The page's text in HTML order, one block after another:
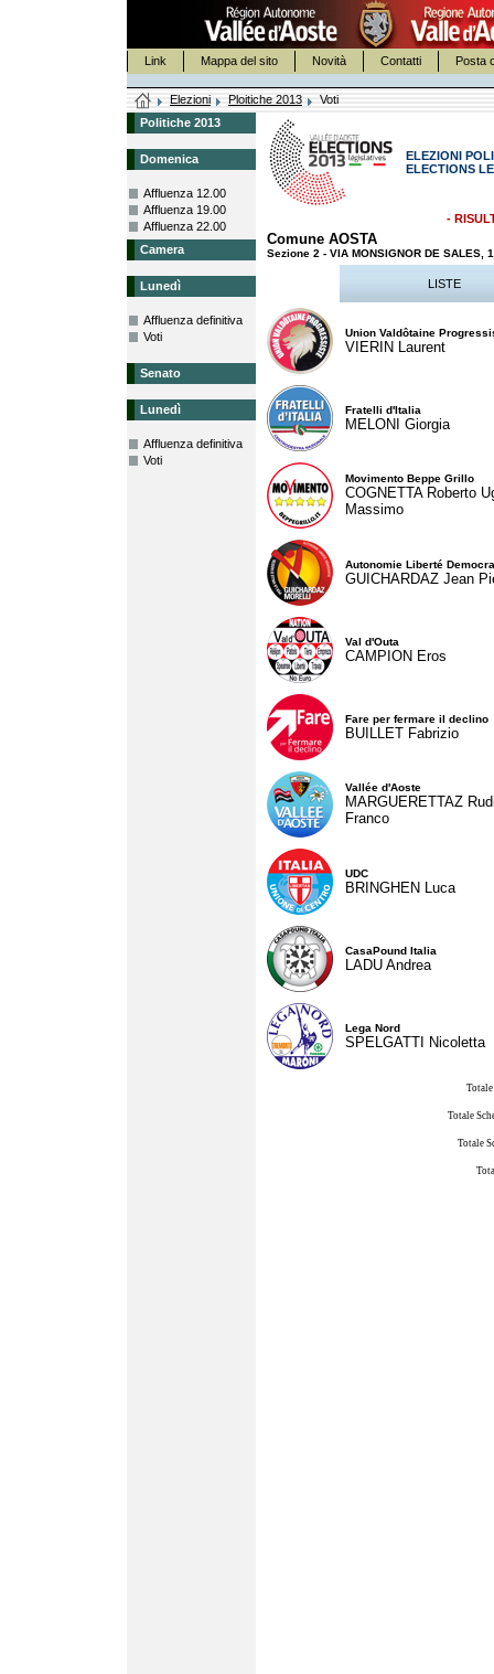
Link Mappa del sito Novità Contatti Posta
Elezioni Ploitiche 2013
Voti
Politiche 2013
Domenica
Affluenza 12.00
Affluenza 19.00
Affluenza 22.00
Camera
Lunedì
Affluenza definitiva
Voti
Senato
Lunedì
Affluenza definitiva
Voti
ELEZIONI
ELECTIONS
-
Comune AOSTA
Sezione 2 - VIA MONSIGNOR DE SALES,
LISTE
Union Valdôtaine
VIERIN Laurent
Fratelli d'Italia
MELONI Giorgia
Movimento Beppe Grillo
COGNETTA Roberto
Massimo
Autonomie Liberté
GUICHARDAZ Jean
Val d'Outa
CAMPION Eros
Fare per fermare il declino
BUILLET Fabrizio
Vallée d'Aoste
MARGUERETTAZ
Franco
UDC
BRINGHEN Luca
CasaPound Italia
LADU Andrea
Lega Nord
SPELGATTI Nicoletta
Totale
Totale